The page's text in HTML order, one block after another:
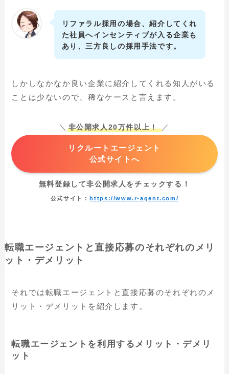
リファラル採用の場合、紹介してくれ
た社員へインセンティブが入る企業も
あり、三方良しの採用手法です。
しかしなかなか良い企業に紹介してくれる知人がいる
ことは少ないので、稀なケースと言えます。
＼ 非公開求人20万件以上！ ／
リクルートエージェント
公式サイトへ
無料登録して非公開求人をチェックする！
公式サイト： https://www.r-agent.com/
転職エージェントと直接応募のそれぞれのメリ
ット・デメリット
それでは転職エージェントと直接応募のそれぞれのメ
リット・デメリットを紹介します。
転職エージェントを利用するメリット・デメリ
ット